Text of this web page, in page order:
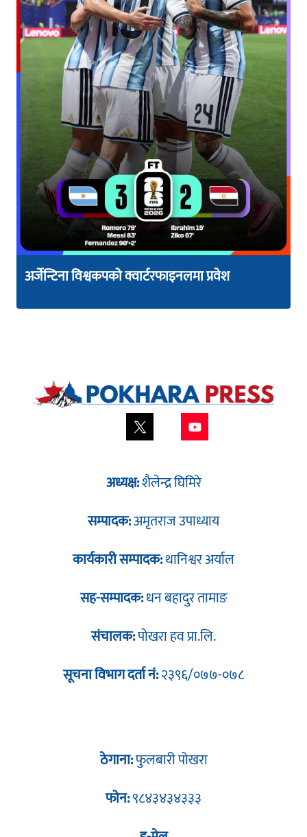
अर्जेन्टिना विश्वकपको क्वार्टरफाइनलमा प्रवेश
अध्यक्ष:शैलेन्द्र घिमिरे
सम्पादक:अमृतराज उपाध्याय
कार्यकारी सम्पादक:थानिश्वर अर्याल
सह-सम्पादक:धन बहादुर तामाङ
संचालक:पोखरा हव प्रा.लि.
सूचना विभाग दर्ता नं:२३९६/०७७-०७८
ठेगाना:फुलबारी पोखरा
फोन:९८४३४३४३३३